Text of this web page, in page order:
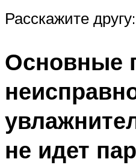
Расскажите другу:
Основные
не идет пар